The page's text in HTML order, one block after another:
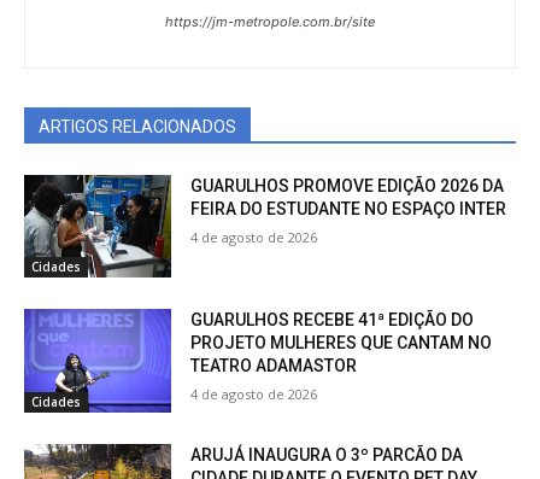
https://jm-metropole.com.br/site
ARTIGOS RELACIONADOS
Cidades
GUARULHOS PROMOVE EDIÇÃO 2026 DA
FEIRA DO ESTUDANTE NO ESPAÇO INTER
4 de agosto de 2026
Cidades
GUARULHOS RECEBE 41ª EDIÇÃO DO
PROJETO MULHERES QUE CANTAM NO
TEATRO ADAMASTOR
4 de agosto de 2026
ARUJÁ INAUGURA O 3º PARCÃO DA